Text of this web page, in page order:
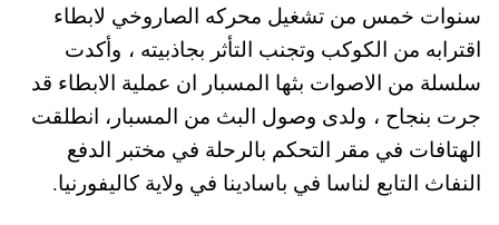
سنوات خمس من تشغيل محركه الصاروخي لابطاء
اقترابه من الكوكب وتجنب التأثر بجاذبيته ، وأكدت
سلسلة من الاصوات بثها المسبار ان عملية الابطاء قد
جرت بنجاح ، ولدى وصول البث من المسبار، انطلقت
الهتافات في مقر التحكم بالرحلة في مختبر الدفع
النفاث التابع لناسا في باسادينا في ولاية كاليفورنيا.